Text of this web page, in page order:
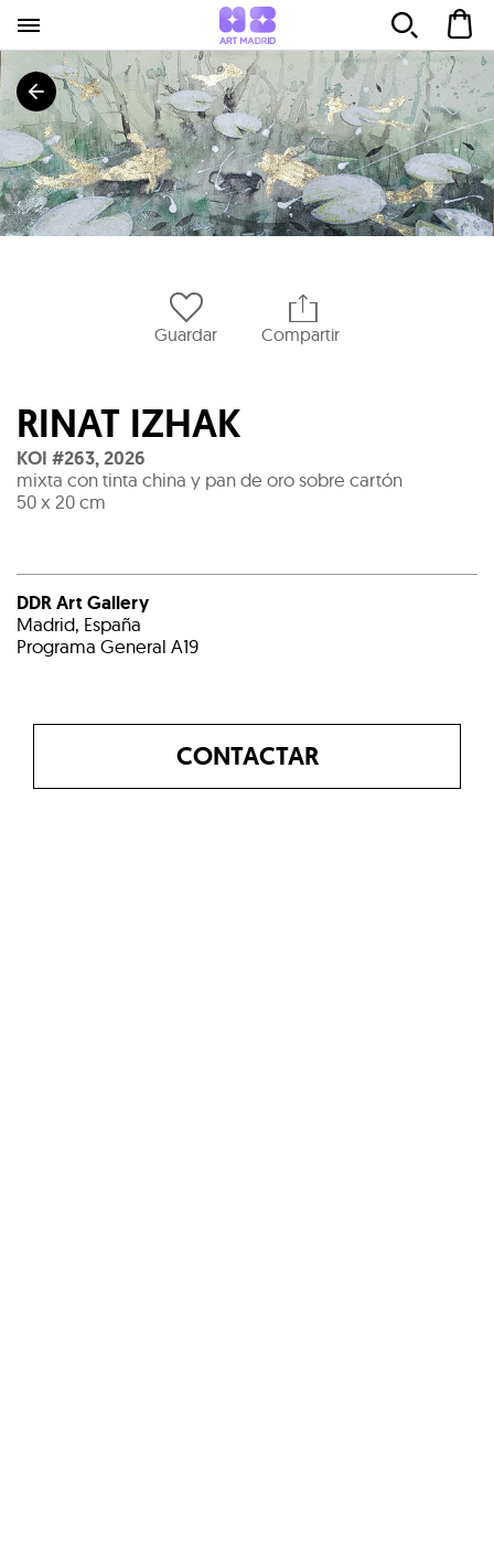
Guardar Compartir
RINAT IZHAK
KOI #263,2026
mixta con tinta china y pan de oro sobre cartón
50 x 20 cm
DDR Art Gallery
Madrid, España
Programa General A19
CONTACTAR